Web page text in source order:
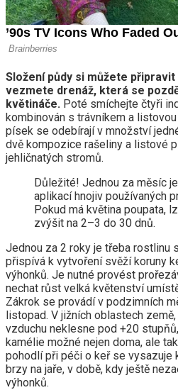
Složení půdy si můžete
vezmete drenáž, která se
květináče. Poté smíchejte čtyři
kombinován s trávníkem a
písek se odebírají v množství
dvě kompozice rašeliny a listové
jehličnatých stromů.
Důležité! Jednou za měsíc
aplikací hnojiv používaných
Pokud má květina poupata,
zvýšit na 2–3 do 30 dnů.
Jednou za 2 roky je třeba rostlinu
přispívá k vytvoření svěží koruny
výhonků. Je nutné provést
nechat růst velká květenství
Zákrok se provádí v podzimních
listopad. V jižních oblastech
vzduchu neklesne pod +20
kamélie možné nejen doma, ale
pohodlí při péči o keř se vysazuje
brzy na jaře, v době, kdy ještě
výhonků.